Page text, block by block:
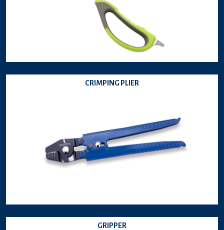
CRIMPING PLIER
GRIPPER